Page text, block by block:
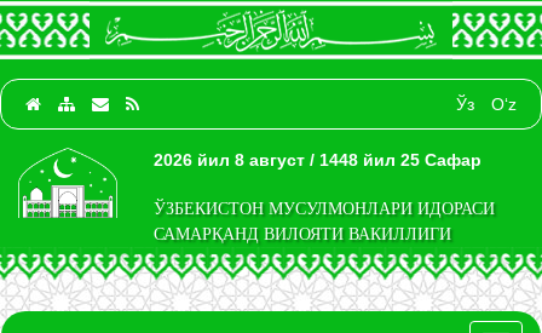
Ўз O‘z
2026 йил 8 август / 1448 йил 25 Сафар
ЎЗБЕКИСТОН МУСУЛМОНЛАРИ ИДОРАСИ
САМАРҚАНД ВИЛОЯТИ ВАКИЛЛИГИ